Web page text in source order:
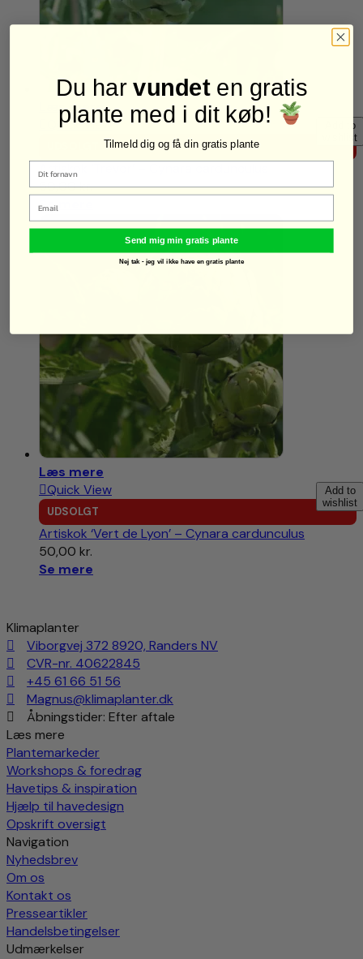
Læs mere
Add to
wishlist
Quick View
Artiskok ‘Trevor’ – Cynara cardunculus
50,00kr.
Se mere
Læs mere
Add to
wishlist
Quick View
UDSOLGT
Artiskok ‘Vert de Lyon’ – Cynara cardunculus
50,00 kr.
Se mere
Klimaplanter
Viborgvej 372 8920, Randers NV
CVR-nr. 40622845
+45 61 66 51 56
Magnus@klimaplanter.dk
Åbningstider: Efter aftale
Læs mere
Plantemarkeder
Workshops & foredrag
Havetips & inspiration
Hjælp til havedesign
Opskrift oversigt
Navigation
Nyhedsbrev
Om os
Kontakt os
Presseartikler
Handelsbetingelser
Udmærkelser
Du harvundeten gratis
plante med i dit køb!
Tilmeld dig og få din gratis plante
Email
Send mig min gratis plante
Nej tak - jeg vil ikke have en gratis plante